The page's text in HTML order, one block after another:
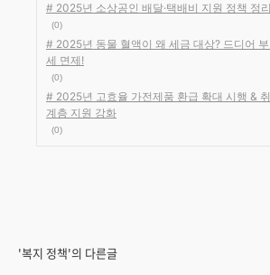
# 2025년 소상공인 배달·택배비 지원 정책 정리
(0)
# 2025년 동물 혈액이 왜 세금 대상? 드디어
세 면제!
(0)
# 2025년 고효율 가전제품 환급 확대 시행 &
계층 지원 강화
(0)
'복지 정책'의 다른글